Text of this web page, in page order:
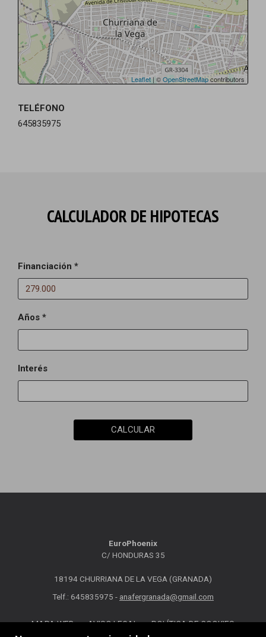
Leaflet| ©OpenStreetMapcontributors
TELÉFONO
645835975
CALCULADOR DE HIPOTECAS
Financiación *
Años *
Interés
CALCULAR
EuroPhoenix
C/ HONDURAS 35
18194 CHURRIANA DE LA VEGA (GRANADA)
Telf.: 645835975 - anafergranada@gmail.com
MAPA WEB AVISO LEGAL POLÍTICA DE COOKIES